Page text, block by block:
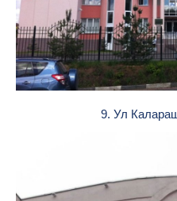
9. Ул